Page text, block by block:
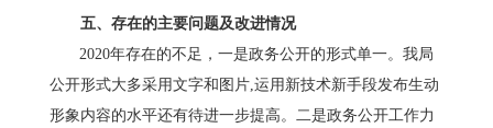
五、存在的主要问题及改进情况
2020年存在的不足， 一是政务公开的形式单一。 我局
公开形式大多采用文字和图片,运用新技术新手段发布生动
形象内容的水平还有待进一步提高。二是政务公开工作力